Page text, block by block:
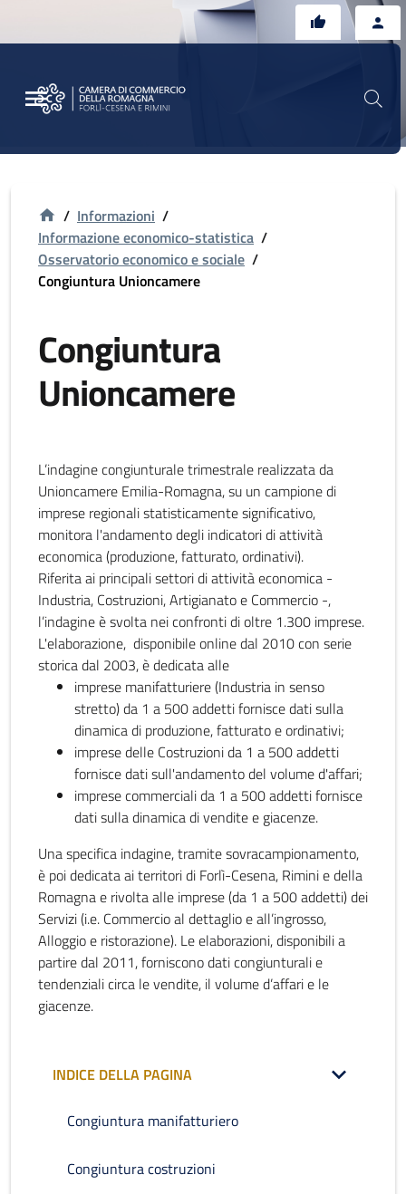
/ Informazioni /
Informazione economico-statistica /
Osservatorio economico e sociale /
Congiuntura Unioncamere
Congiuntura
Unioncamere
L’indagine congiunturale trimestrale realizzata da
Unioncamere Emilia-Romagna, su un campione di
imprese regionali statisticamente significativo,
monitora l'andamento degli indicatori di attività
economica (produzione, fatturato, ordinativi).
Riferita ai principali settori di attività economica -
Industria, Costruzioni, Artigianato e Commercio -,
l’indagine è svolta nei confronti di oltre 1.300 imprese.
L'elaborazione, disponibile online dal 2010 con serie
storica dal 2003, è dedicata alle
imprese manifatturiere (Industria in senso
stretto) da 1 a 500 addetti fornisce dati sulla
dinamica di produzione, fatturato e ordinativi;
imprese delle Costruzioni da 1 a 500 addetti
fornisce dati sull'andamento del volume d'affari;
imprese commerciali da 1 a 500 addetti fornisce
dati sulla dinamica di vendite e giacenze.
Una specifica indagine, tramite sovracampionamento,
è poi dedicata ai territori di Forlì-Cesena, Rimini e della
Romagna e rivolta alle imprese (da 1 a 500 addetti) dei
Servizi (i.e. Commercio al dettaglio e all’ingrosso,
Alloggio e ristorazione). Le elaborazioni, disponibili a
partire dal 2011, forniscono dati congiunturali e
tendenziali circa le vendite, il volume d’affari e le
giacenze.
INDICE DELLA PAGINA
Congiuntura manifatturiero
Congiuntura costruzioni